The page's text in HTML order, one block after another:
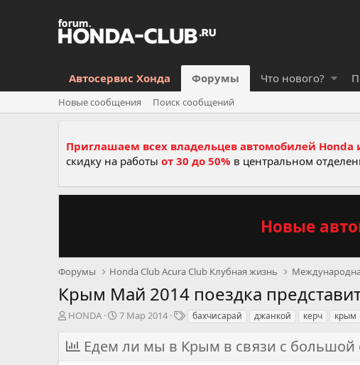
Автосервис Хонда Форумы Что нового?
Новые сообщения Поиск сообщений
Приглашаем всех владельцев автомобилей Honda
скидку на работы от 30 до 50% в центральном
Новые
Форумы Honda Club Acura Club Клубная жизнь
Крым Май 2014 поездка
А
т
о
HONDA
Д
а
7 Мар 2014
Т
г
и
бахчисарай джанкой керч крым
Едем ли мы в Крым в связи с большой